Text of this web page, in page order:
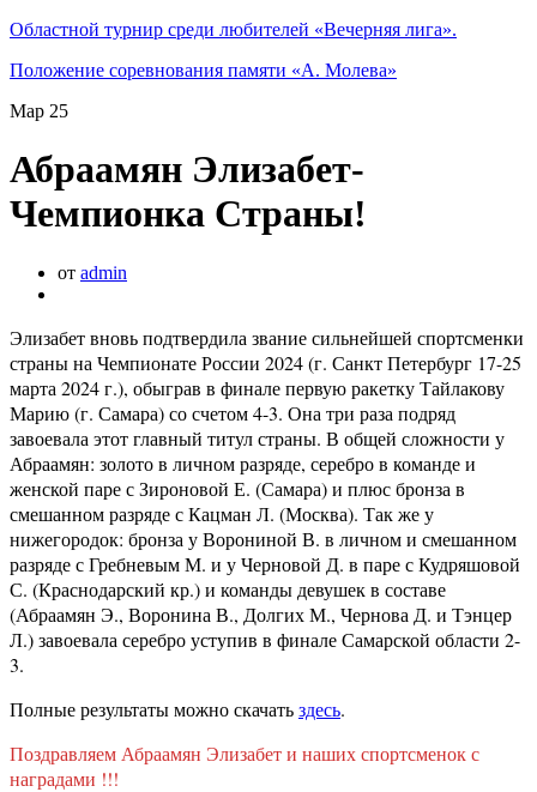
Областной турнир среди любителей «Вечерняя лига».
Положение соревнования памяти «А. Молева»
Мар 25
Абраамян Элизабет-
Чемпионка Страны!
от admin
Элизабет вновь подтвердила звание сильнейшей спортсменки
страны на Чемпионате России 2024 (г. Санкт Петербург 17-25
марта 2024 г.), обыграв в финале первую ракетку Тайлакову
Марию (г. Самара) со счетом 4-3. Она три раза подряд
завоевала этот главный титул страны. В общей сложности у
Абраамян: золото в личном разряде, серебро в команде и
женской паре с Зироновой Е. (Самара) и плюс бронза в
смешанном разряде с Кацман Л. (Москва). Так же у
нижегородок: бронза у Ворониной В. в личном и смешанном
разряде с Гребневым М. и у Черновой Д. в паре с Кудряшовой
С. (Краснодарский кр.) и команды девушек в составе
(Абраамян Э., Воронина В., Долгих М., Чернова Д. и Тэнцер
Л.) завоевала серебро уступив в финале Самарской области 2-
3.
Полные результаты можно скачатьздесь.
Поздравляем Абраамян Элизабет и наших спортсменок с
наградами !!!